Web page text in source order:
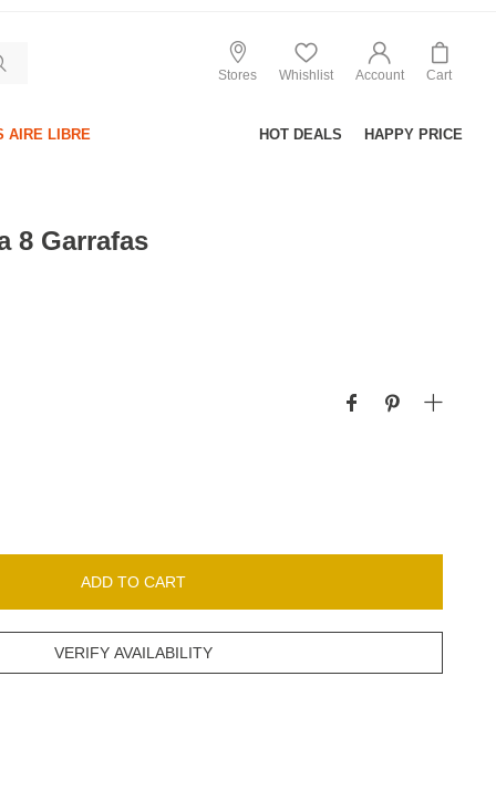
Stores Whishlist Account Cart
AIRE LIBRE HOT DEALS HAPPY PRICE
8 Garrafas
ADD TO CART
VERIFY AVAILABILITY